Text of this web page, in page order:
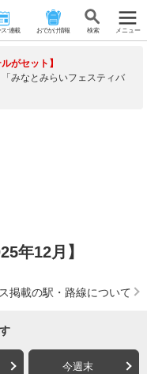
･連載 おでかけ情報 検 索 メニュー
がセット】
みなとみらいフェスティバ
年12月】
掲載の駅・路線について
今週末